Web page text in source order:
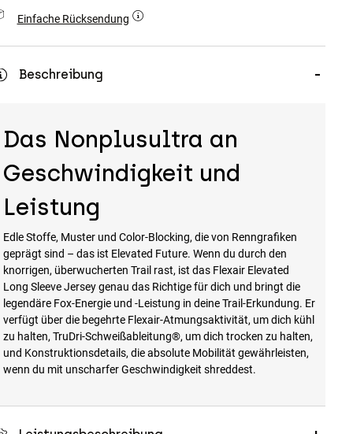
Einfache Rücksendung
Beschreibung
Das Nonplusultra an
Geschwindigkeit und
Leistung
Edle Stoffe, Muster und Color-Blocking, die von Renngrafiken
geprägt sind – das ist Elevated Future. Wenn du durch den
knorrigen, überwucherten Trail rast, ist das Flexair Elevated
Long Sleeve Jersey genau das Richtige für dich und bringt die
legendäre Fox-Energie und -Leistung in deine Trail-Erkundung. Er
verfügt über die begehrte Flexair-Atmungsaktivität, um dich kühl
zu halten, TruDri-Schweißableitung®, um dich trocken zu halten,
und Konstruktionsdetails, die absolute Mobilität gewährleisten,
wenn du mit unscharfer Geschwindigkeit shreddest.